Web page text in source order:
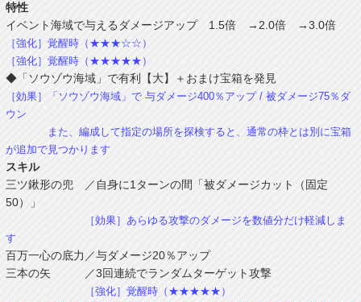
特性
イベント海域で与えるダメージアップ 1.5倍 →2.0倍 →3.0倍
［強化］覚醒時（★★★☆☆）
［強化］覚醒時（★★★★★）
◆「ソウゾウ海域」で有利【大】＋おまけ宝箱を発見
［効果］「ソウゾウ海域」で 与ダメージ400％アップ / 被ダメージ75％ダ
ウン
また、編成して指定の場所を探検すると、通常の枠とは別に宝箱
が追加で見つかります
スキル
三ツ鍬形の兜 ／自身に1ターンの間「被ダメージカット（固定
50）」
［効果］あらゆる攻撃のダメージを数値分だけ軽減しま
す
百万一心の底力／与ダメージ20％アップ
三本の矢 ／3回連続でランダムターゲット攻撃
［強化］覚醒時（★★★★★）